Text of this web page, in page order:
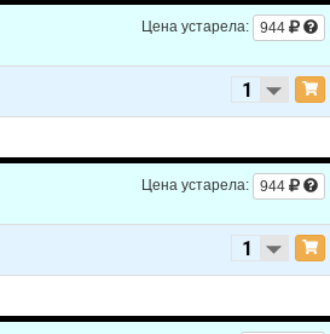
Цена устарела: 944
Цена устарела: 944